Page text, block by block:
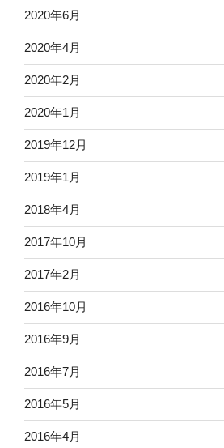
2020年6月
2020年4月
2020年2月
2020年1月
2019年12月
2019年1月
2018年4月
2017年10月
2017年2月
2016年10月
2016年9月
2016年7月
2016年5月
2016年4月